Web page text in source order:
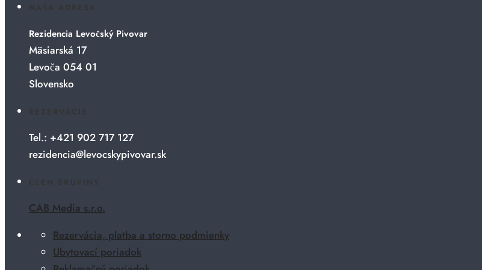
Rezidencia Levočský Pivovar
Mäsiarská 17
Levoča 054 01
Slovensko
Tel.: +421 902 717 127
rezidencia@levocskypivovar.sk
CAB Media s.r.o.
Rezervácia, platba a storno podmienky
Ubytovací poriadok